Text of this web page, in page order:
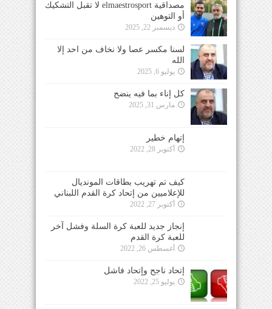
مصداقية elmaestrosport لا تقبل التشكيك
أو التوهين
ديسمبر 22, 2025
لسنا مكسر عصا ولا نخاف من احد إلا
الله
يوليو 6, 2025
كل إناء بما فيه ينضح
مارس 31, 2025
إتهام خطير
أكتوبر 28, 2022
كيف تم تهريب بطاقات المونديال
للإعلاميين من إتحاد كرة القدم اللبناني
أكتوبر 27, 2022
إنجاز جديد للعبة كرة السلة وفشل آخر
للعبة كرة القدم
أغسطس 26, 2022
إتحاد ناجح وإتحاد فاشل
يوليو 25, 2022